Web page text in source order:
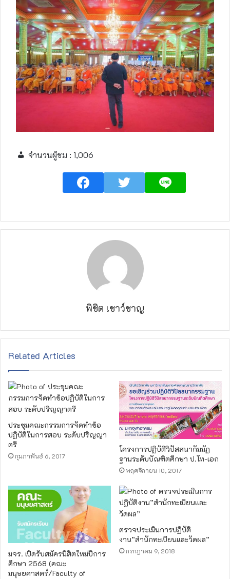
จำนวนผู้ชม : 1,006
พิชิต เชาว์ชาญ
Related Articles
ประชุมคณะกรรมการจัดทำข้อ
ปฏิบัติในการสอบ ระดับปริญญา
ตรี
กุมภาพันธ์ 6, 2017
โครงการปฏิบัติวิปัสสนากัมมัฏ
ฐานระดับบัณฑิตศึกษา ป.โท-เอก
พฤศจิกายน 10, 2017
มจร. เปิดรับสมัครนิสิตใหม่ปีการ
ศึกษา 2568 (คณะ
มนุษยศาสตร์/Faculty of
ตรวจประเมินการปฏิบัติ
งาน”สำนักทะเบียนและวัดผล”
กรกฎาคม 9, 2018